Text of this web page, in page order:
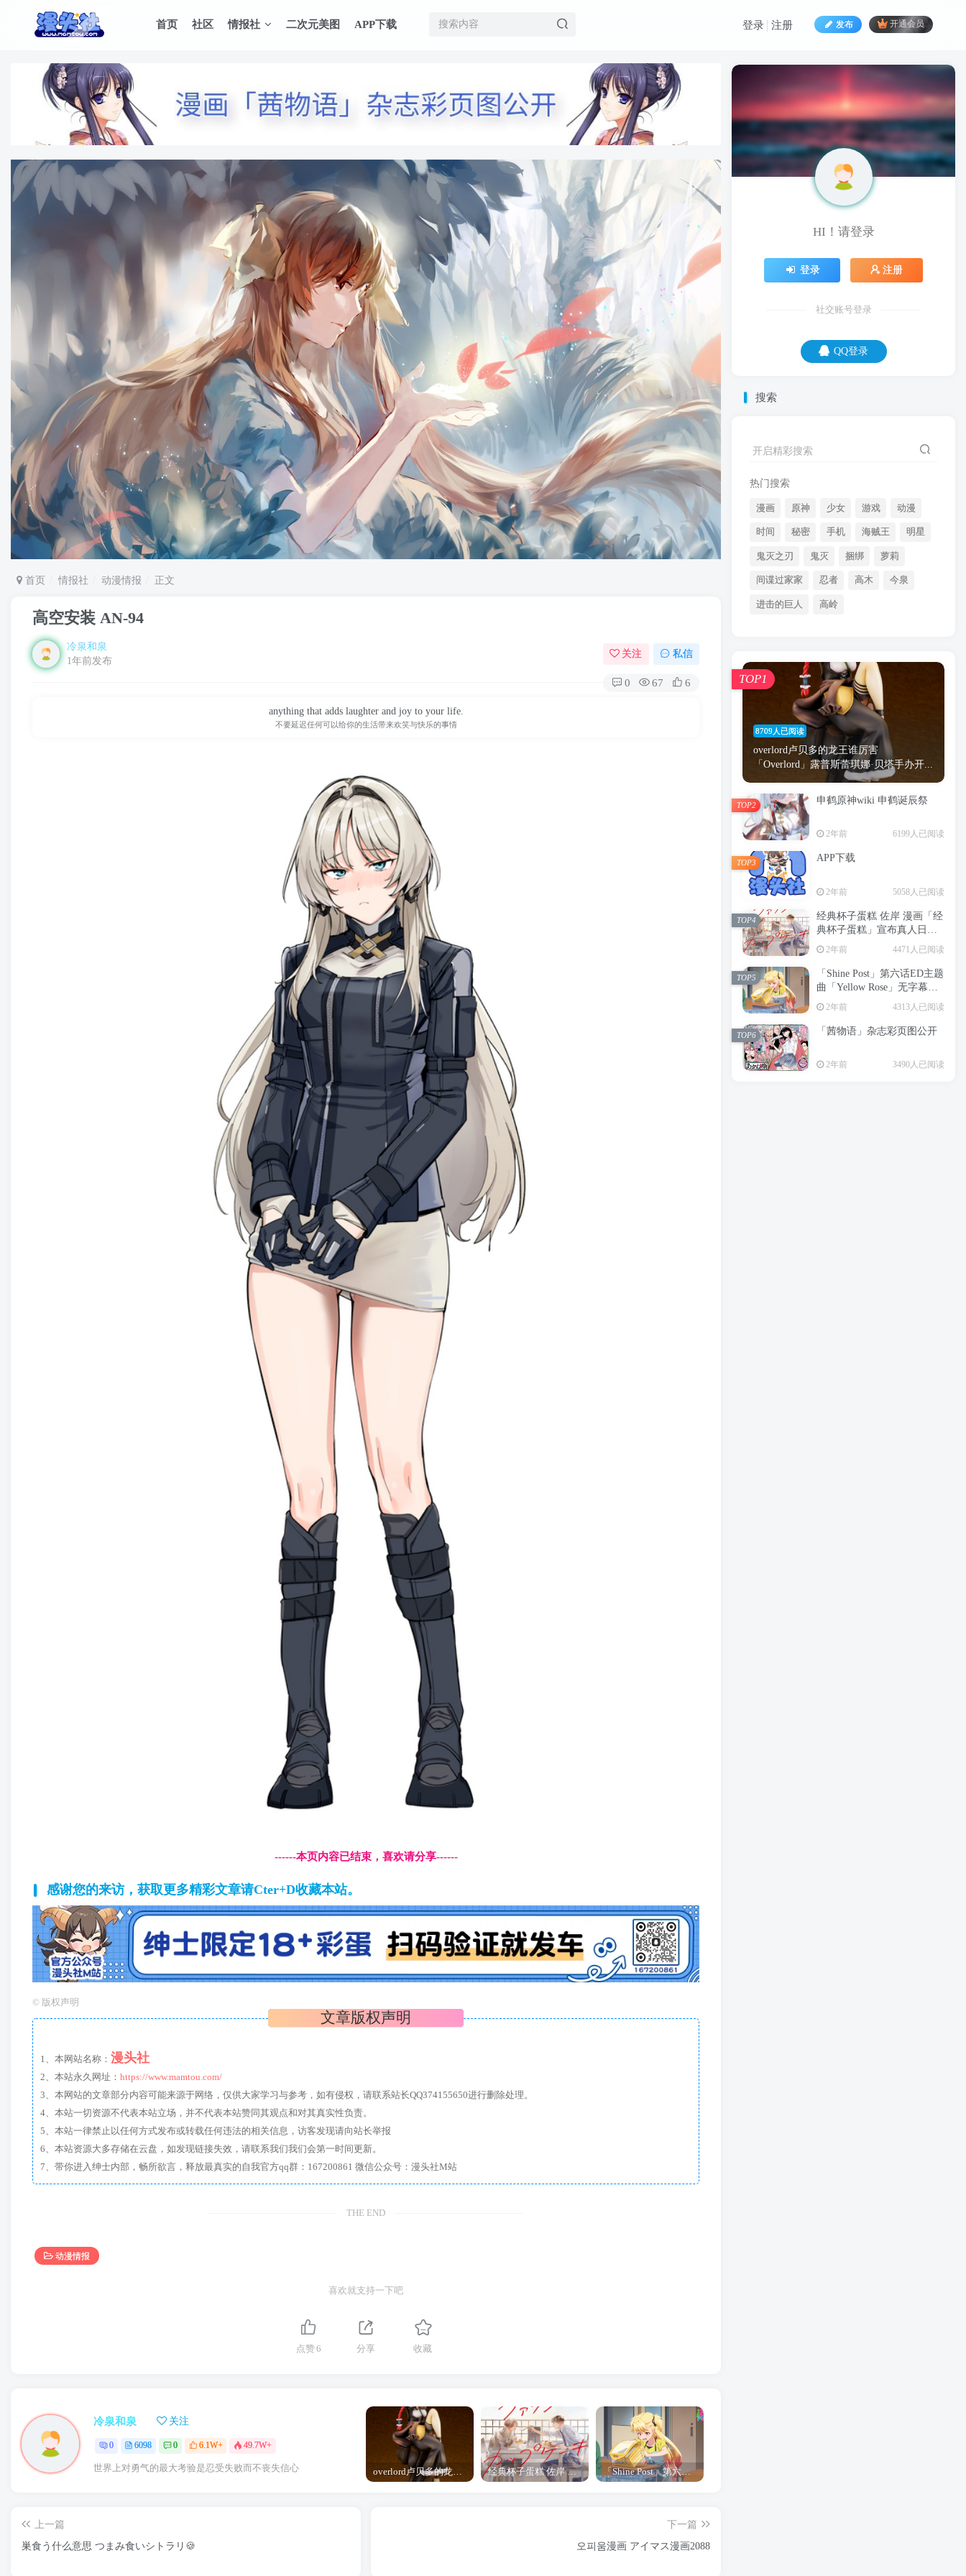
首页 社区 情报社 二次元美图 APP下载 发布 开通会员
登录 注册
首页 情报社 动漫情报 正文
高空安装 AN-94
冷泉和泉
1年前发布
关注 私信
0 67 6
anything that adds laughter and joy to your life.
不要延迟任何可以给你的生活带来欢笑与快乐的事情
------本页内容已结束，喜欢请分享------
感谢您的来访，获取更多精彩文章请Cter+D收藏本站。
© 版权声明
文章版权声明
1、本网站名称： 漫头社
2、本站永久网址： https://www.mamtou.com/
3、本网站的文章部分内容可能来源于网络，仅供大家学习与参考，如有侵权，请联系站长QQ374155650进行删除处理。
4、本站一切资源不代表本站立场，并不代表本站赞同其观点和对其真实性负责。
5、本站一律禁止以任何方式发布或转载任何违法的相关信息，访客发现请向站长举报
6、本站资源大多存储在云盘，如发现链接失效，请联系我们我们会第一时间更新。
7、带你进入绅士内部，畅所欲言，释放最真实的自我官方qq群：167200861 微信公众号：漫头社M站
THE END
动漫情报
喜欢就支持一下吧
点赞6 分享 收藏
冷泉和泉 关注
0 6098 0 6.1W+ 49.7W+
世界上对勇气的最大考验是忍受失败而不丧失信心 经典杯子蛋糕 佐岸 漫画「经典杯子蛋糕」宣布真人日剧化 「Shine Post」第六话ED主题曲「Yellow Rose」无字幕MV公开
上一篇
巣食う什么意思 つまみ食いシトラリ🍪
下一篇
오피움漫画 アイマス漫画2088
HI！请登录
登录 注册
社交账号登录
QQ登录
搜索
开启精彩搜索
热门搜索
漫画 原神 少女 游戏 动漫
时间 秘密 手机 海贼王 明星
鬼灭之刃 鬼灭 捆绑 萝莉
间谍过家家 忍者 高木 今泉
进击的巨人 高岭
8709人已阅读
overlord卢贝多的龙王谁厉害
「Overlord」露普斯蕾琪娜·贝塔手办开...
TOP1
申鹤原神wiki 申鹤诞辰祭
2年前 6199人已阅读
TOP2
APP下载
2年前 5058人已阅读
TOP3
经典杯子蛋糕 佐岸 漫画「经
典杯子蛋糕」宣布真人日剧
化
2年前 4471人已阅读
TOP4
「Shine Post」第六话ED主题
曲「Yellow Rose」无字幕MV
公开
2年前 4313人已阅读
TOP5
「茜物语」杂志彩页图公开
2年前 3490人已阅读
TOP6
HI！请登录
登录 注册
社交账号登录
QQ登录
这个月圣诞，下个月元旦，下下月完蛋。
时间 秘密 手机 海贼王
鬼灭 捆绑 萝莉
间谍过家家 忍者 高木
进击的巨人 高岭
8709人已阅读
overlord卢贝多的龙王谁厉害
「Overlord」露普斯蕾琪娜·贝塔手办开...
TOP1
申鹤原神wiki 申鹤诞辰祭
2年前 6199人已阅读
TOP2
APP下载
2年前 5058人已阅读
TOP3
经典杯子蛋糕 佐岸 漫画「经
典杯子蛋糕」宣布真人日剧
TOP4